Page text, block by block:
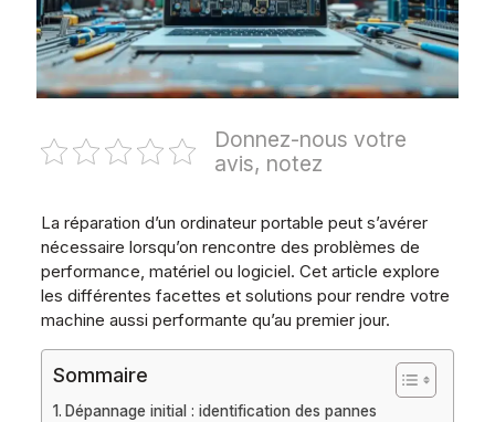
Donnez-nous votre
avis, notez
La réparation d’un ordinateur portable peut s’avérer
nécessaire lorsqu’on rencontre des problèmes de
performance, matériel ou logiciel. Cet article explore
les différentes facettes et solutions pour rendre votre
machine aussi performante qu’au premier jour.
Sommaire
Dépannage initial : identification des pannes